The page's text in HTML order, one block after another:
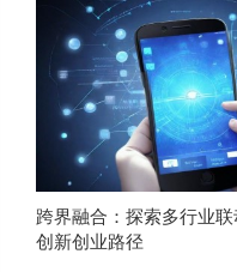
跨界融合：探索多行业
创新创业路径